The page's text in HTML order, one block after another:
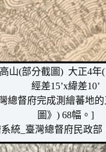
山(部分截圖) 大正4年
經差15’x緯差10’
總督府完成測繪蕃地
圖》) 68幅。]
統_臺灣總督府民政部